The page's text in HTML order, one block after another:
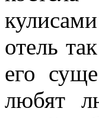
отель
его
любят